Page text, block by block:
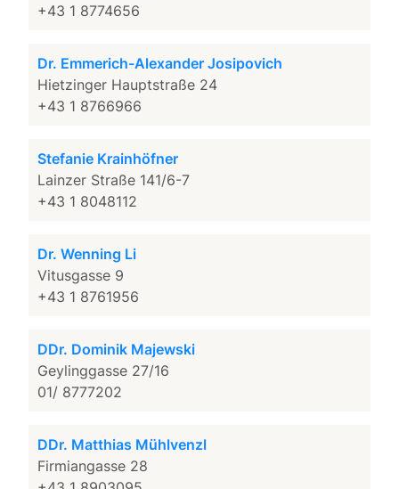
+43 1 8774656
Dr. Emmerich-Alexander Josipovich
Hietzinger Hauptstraße 24
+43 1 8766966
Stefanie Krainhöfner
Lainzer Straße 141/6-7
+43 1 8048112
Dr. Wenning Li
Vitusgasse 9
+43 1 8761956
DDr. Dominik Majewski
Geylinggasse 27/16
01/ 8777202
DDr. Matthias Mühlvenzl
Firmiangasse 28